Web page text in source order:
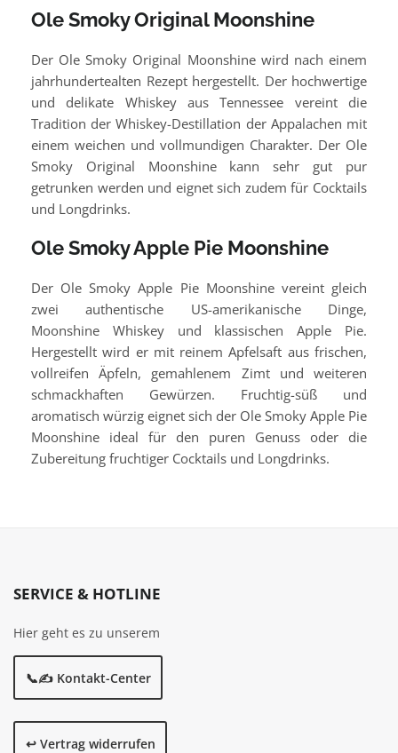
Ole Smoky Original Moonshine
Der Ole Smoky Original Moonshine wird nach einem
jahrhundertealten Rezept hergestellt. Der hochwertige
und delikate Whiskey aus Tennessee vereint die
Tradition der Whiskey-Destillation der Appalachen mit
einem weichen und vollmundigen Charakter. Der Ole
Smoky Original Moonshine kann sehr gut pur
getrunken werden und eignet sich zudem für Cocktails
und Longdrinks.
Ole Smoky Apple Pie Moonshine
Der Ole Smoky Apple Pie Moonshine vereint gleich
zwei authentische US-amerikanische Dinge,
Moonshine Whiskey und klassischen Apple Pie.
Hergestellt wird er mit reinem Apfelsaft aus frischen,
vollreifen Äpfeln, gemahlenem Zimt und weiteren
schmackhaften Gewürzen. Fruchtig-süß und
aromatisch würzig eignet sich der Ole Smoky Apple Pie
Moonshine ideal für den puren Genuss oder die
Zubereitung fruchtiger Cocktails und Longdrinks.
SERVICE & HOTLINE
Hier geht es zu unserem
📞✍️ Kontakt-Center
↩️ Vertrag widerrufen